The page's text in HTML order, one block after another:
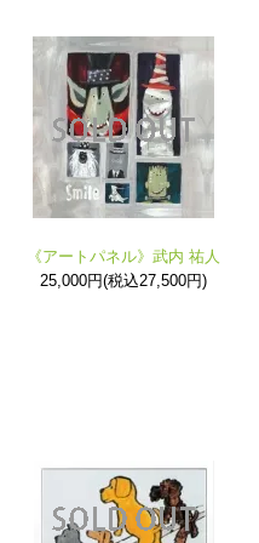
《アートパネル》武内 祐人
25,000円(税込27,500円)